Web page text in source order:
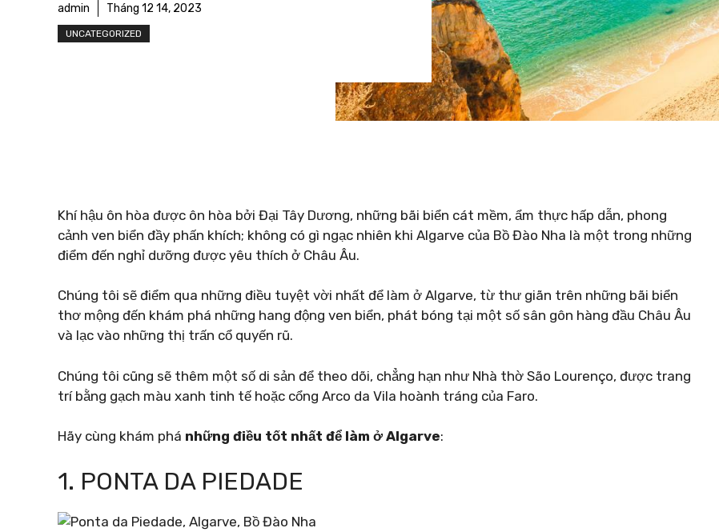
admin Tháng 12 14, 2023
UNCATEGORIZED
Khí hậu ôn hòa được ôn hòa bởi Đại Tây Dương, những bãi biển cát mềm, ẩm thực hấp dẫn, phong
cảnh ven biển đầy phấn khích; không có gì ngạc nhiên khi Algarve của Bồ Đào Nha là một trong những
điểm đến nghỉ dưỡng được yêu thích ở Châu Âu.
Chúng tôi sẽ điểm qua những điều tuyệt vời nhất để làm ở Algarve, từ thư giãn trên những bãi biển
thơ mộng đến khám phá những hang động ven biển, phát bóng tại một số sân gôn hàng đầu Châu Âu
và lạc vào những thị trấn cổ quyến rũ.
Chúng tôi cũng sẽ thêm một số di sản để theo dõi, chẳng hạn như Nhà thờ São Lourenço, được trang
trí bằng gạch màu xanh tinh tế hoặc cổng Arco da Vila hoành tráng của Faro.
Hãy cùng khám phá những điều tốt nhất để làm ở Algarve:
1. PONTA DA PIEDADE